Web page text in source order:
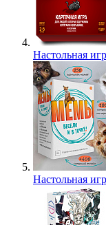
Настольная
Настольная